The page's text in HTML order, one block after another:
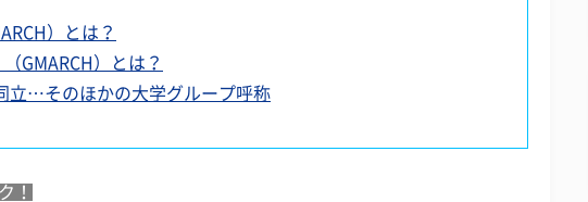
）とは？
GMARCH）とは？
立…そのほかの大学グループ呼称
！